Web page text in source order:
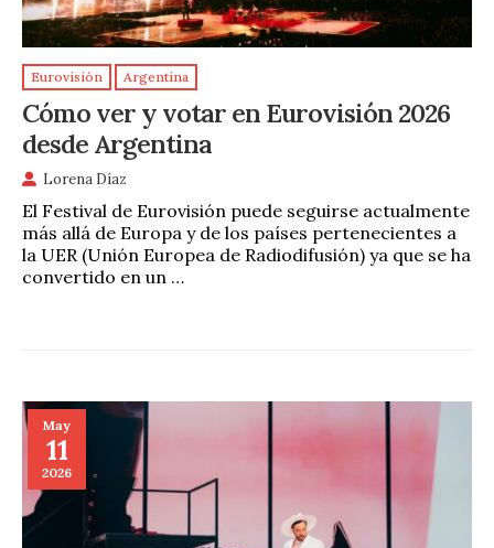
Eurovisión Argentina
Cómo ver y votar en Eurovisión 2026
desde Argentina
Lorena Díaz
El Festival de Eurovisión puede seguirse actualmente
más allá de Europa y de los países pertenecientes a
la UER (Unión Europea de Radiodifusión) ya que se ha
convertido en un …
May
11
2026